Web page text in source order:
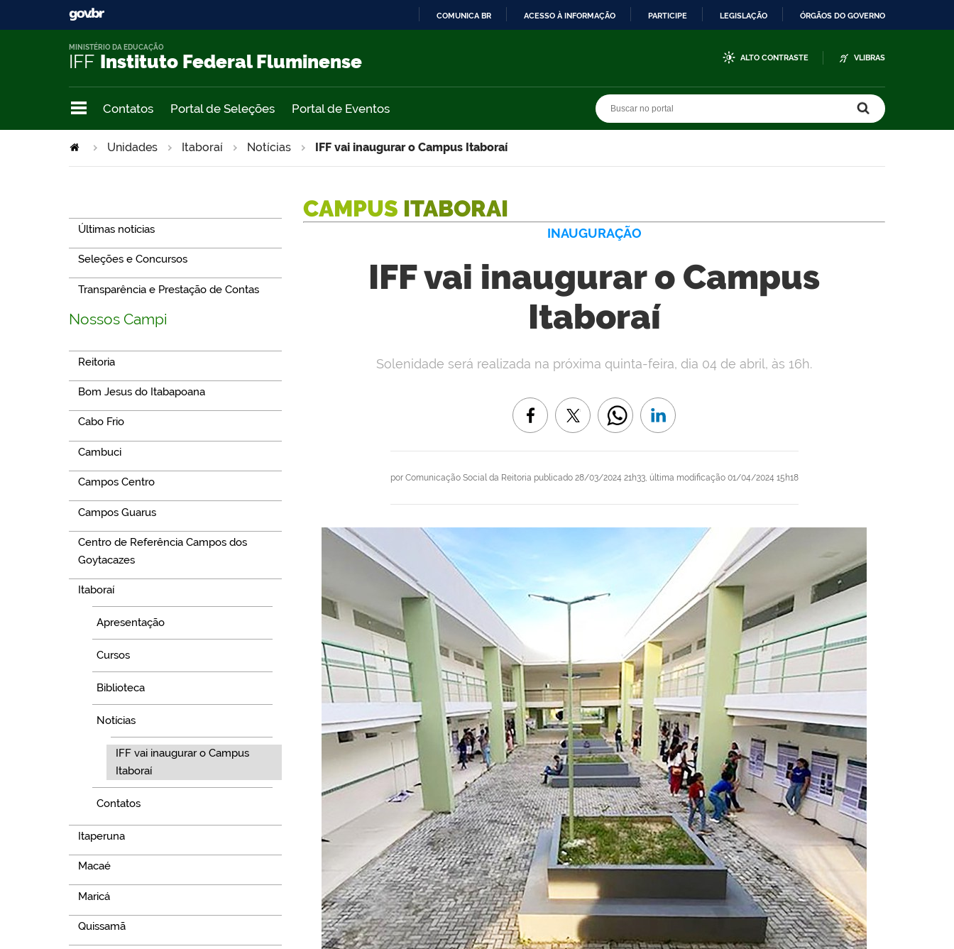
COMUNICA BR ACESSO À INFORMAÇÃO PARTICIPE LEGISLAÇÃO ÓRGÃOS DO GOVERNO
IFF Instituto Federal Fluminense
MINISTÉRIO DA EDUCAÇÃO
ALTO CONTRASTE VLIBRAS
Contatos Portal de Seleções Portal de Eventos
Unidades Itaboraí Notícias IFF vai inaugurar o Campus Itaboraí
Últimas notícias
Seleções e Concursos
Transparência e Prestação de Contas
Nossos Campi
Reitoria
Bom Jesus do Itabapoana
Cabo Frio
Cambuci
Campos Centro
Campos Guarus
Centro de Referência Campos dos
Goytacazes
Itaboraí
Apresentação
Cursos
Biblioteca
Notícias
IFF vai inaugurar o Campus
Itaboraí
Contatos
Itaperuna
Macaé
Maricá
Quissamã
CAMPUS ITABORAI
INAUGURAÇÃO
IFF vai inaugurar o Campus
Itaboraí
por Comunicação Social da Reitoria publicado28/03/2024 21h33, última modificação01/04/2024 15h18
Solenidade será realizada na próxima quinta-feira, dia 04 de abril, às 16h.